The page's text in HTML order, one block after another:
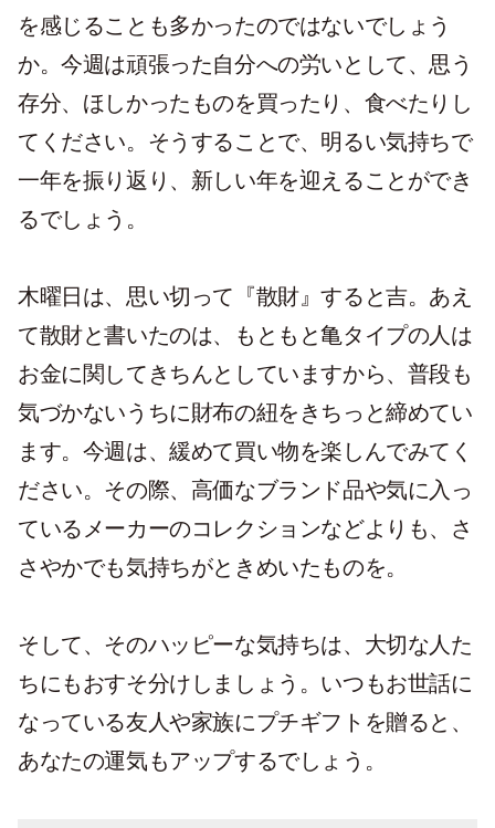
を感じることも多かったのではないでしょう
か。今週は頑張った自分への労いとして、思う
存分、ほしかったものを買ったり、食べたりし
てください。そうすることで、明るい気持ちで
一年を振り返り、新しい年を迎えることができ
るでしょう。
木曜日は、思い切って『散財』すると吉。あえ
て散財と書いたのは、もともと亀タイプの人は
お金に関してきちんとしていますから、普段も
気づかないうちに財布の紐をきちっと締めてい
ます。今週は、緩めて買い物を楽しんでみてく
ださい。その際、高価なブランド品や気に入っ
ているメーカーのコレクションなどよりも、さ
さやかでも気持ちがときめいたものを。
そして、そのハッピーな気持ちは、大切な人た
ちにもおすそ分けしましょう。いつもお世話に
なっている友人や家族にプチギフトを贈ると、
あなたの運気もアップするでしょう。